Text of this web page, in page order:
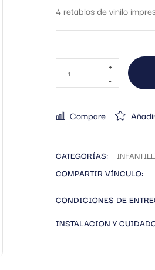
4 retablos de vinilo
Compare
CATEGORÍAS:
COMPARTIR VÍNCULO:
CONDICIONES DE
INSTALACION Y